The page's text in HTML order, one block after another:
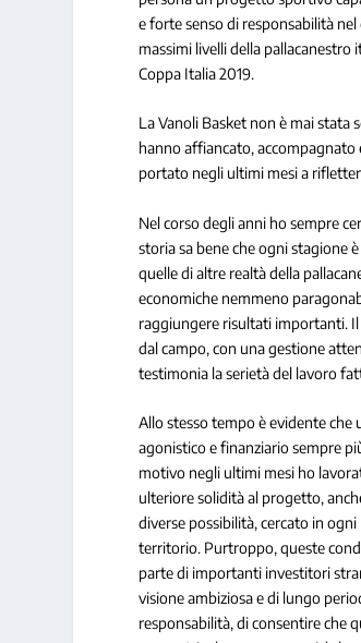
e forte senso di responsabilità
massimi livelli della pallacanestro
Coppa Italia 2019.
La Vanoli Basket non è mai stata
hanno affiancato,
portato negli ultimi mesi a
Nel corso degli anni ho sempre
storia sa bene che ogni stagione
quelle di altre realtà della
economiche nemmeno
raggiungere risultati importanti.
dal campo, con una gestione
testimonia la serietà del lavoro
Allo stesso tempo è evidente
agonistico e finanziario sempre
motivo negli ultimi mesi ho
ulteriore solidità al progetto,
diverse possibilità, cercato in
territorio. Purtroppo, queste
parte di importanti investitori
visione ambiziosa e di lungo
responsabilità, di consentire che